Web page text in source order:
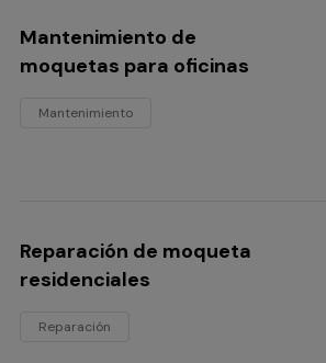
Mantenimiento de
moquetas para oficinas
Mantenimiento
Reparación de moqueta
residenciales
Reparación